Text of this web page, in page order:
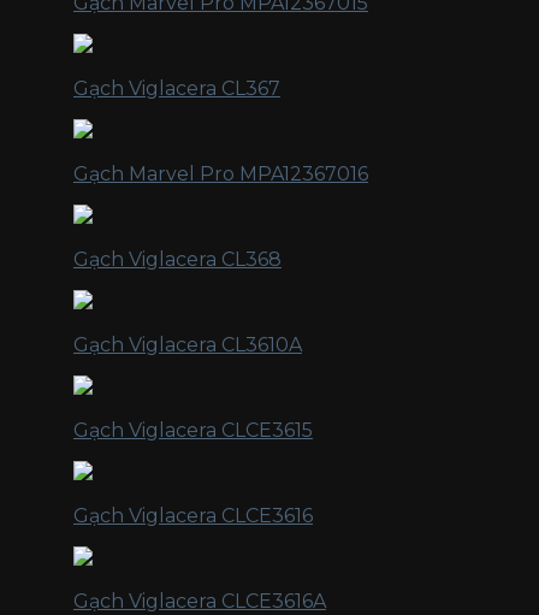
Gạch Viglacera CL367
Gạch Marvel Pro MPA12367016
Gạch Viglacera CL368
Gạch Viglacera CL3610A
Gạch Viglacera CLCE3615
Gạch Viglacera CLCE3616
Gạch Viglacera CLCE3616A